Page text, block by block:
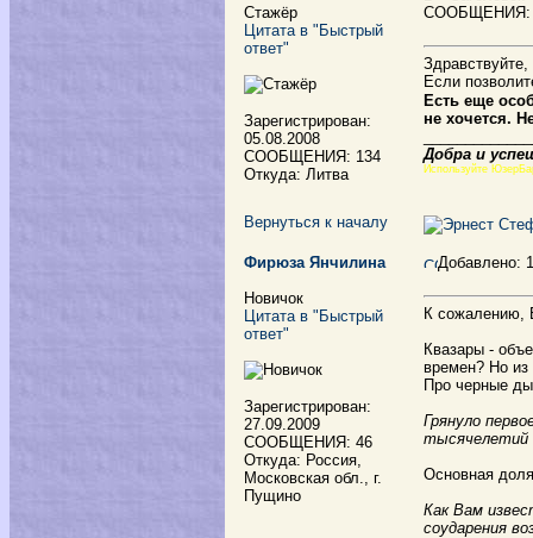
Стажёр
Цитата в "Быстрый
ответ"
Зарегистрирован:
05.08.2008
СООБЩЕНИЯ: 134
Откуда: Литва
СООБЩЕНИЯ:
Если
Есть еще
не хочется.
Добра и
Используйте
Вернуться к началу
Фирюза Янчилина
Новичок
Цитата в "Быстрый
ответ"
Зарегистрирован:
27.09.2009
СООБЩЕНИЯ: 46
Откуда: Россия,
Московская обл., г.
Пущино
Добавлено: 1
К сожалению,
Квазары -
времен? Но из
Про черные
Грянуло
тысячелетий
Основная
Как Вам
соударения